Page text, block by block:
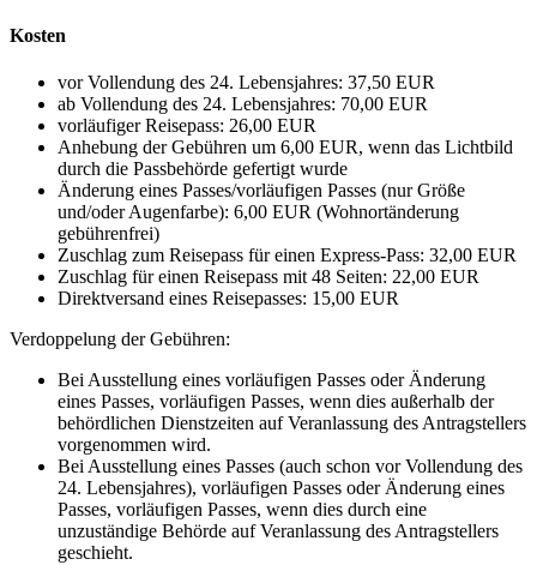
Kosten
vor Vollendung des 24. Lebensjahres: 37,50 EUR
ab Vollendung des 24. Lebensjahres: 70,00 EUR
vorläufiger Reisepass: 26,00 EUR
Anhebung der Gebühren um 6,00 EUR, wenn das Lichtbild
durch die Passbehörde gefertigt wurde
Änderung eines Passes/vorläufigen Passes (nur Größe
und/oder Augenfarbe): 6,00 EUR (Wohnortänderung
gebührenfrei)
Zuschlag zum Reisepass für einen Express-Pass: 32,00 EUR
Zuschlag für einen Reisepass mit 48 Seiten: 22,00 EUR
Direktversand eines Reisepasses: 15,00 EUR
Verdoppelung der Gebühren:
Bei Ausstellung eines vorläufigen Passes oder Änderung
eines Passes, vorläufigen Passes, wenn dies außerhalb der
behördlichen Dienstzeiten auf Veranlassung des Antragstellers
vorgenommen wird.
Bei Ausstellung eines Passes (auch schon vor Vollendung des
24. Lebensjahres), vorläufigen Passes oder Änderung eines
Passes, vorläufigen Passes, wenn dies durch eine
unzuständige Behörde auf Veranlassung des Antragstellers
geschieht.